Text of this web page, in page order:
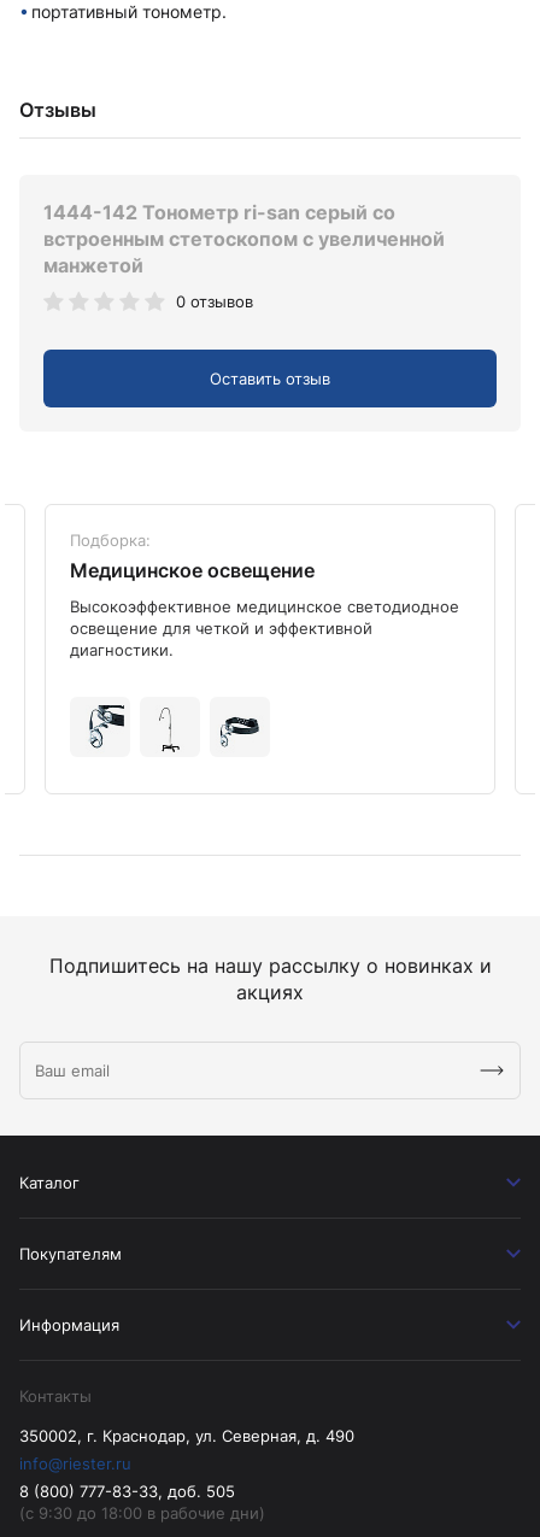
портативный тонометр.
Отзывы
1444-142 Тонометр ri-san серый со
встроенным стетоскопом с увеличенной
манжетой
0 отзывов
Оставить отзыв
Подборка:
Медицинское освещение
Высокоэффективное медицинское светодиодное
освещение для четкой и эффективной
диагностики.
Подпишитесь на нашу рассылку о новинках и
акциях
Каталог
Покупателям
Информация
Контакты
350002, г. Краснодар, ул. Северная, д. 490
info@riester.ru
8 (800) 777-83-33, доб. 505
(с 9:30 до 18:00 в рабочие дни)